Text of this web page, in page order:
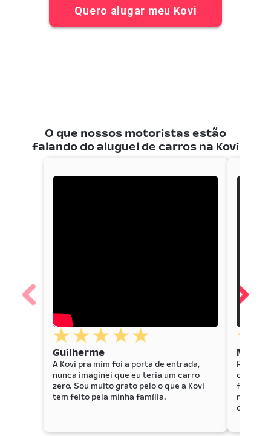
Quero alugar meu Kovi
O que nossos motoristas estão
falando do aluguel de carros na Kovi
Guilherme
A Kovi pra mim foi a porta de entrada,
nunca imaginei que eu teria um carro
zero. Sou muito grato pelo o que a Kovi
tem feito pela minha família.
Para
outras
não
de que